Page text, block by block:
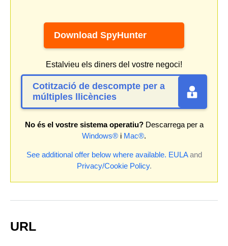
Download SpyHunter
Estalvieu els diners del vostre negoci!
Cotització de descompte per a
múltiples llicències
No és el vostre sistema operatiu?Descarrega per a
Windows® i Mac®.
See additional offer below where available. EULAand
Privacy/Cookie Policy.
URL